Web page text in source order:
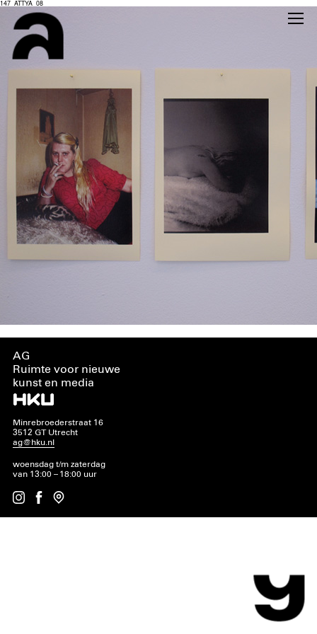
147_ATTYA_08
AG
Ruimte voor nieuwe
kunst en media
Minrebroederstraat 16
3512 GT Utrecht
ag@hku.nl
woensdag t/m zaterdag
van 13:00 – 18:00 uur